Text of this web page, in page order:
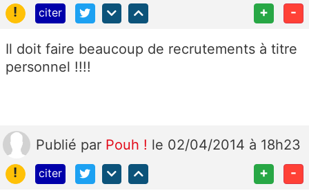
!
citer + -
Il doit faire beaucoup de recrutements à titre
personnel !!!!
Publié par Pouh ! le 02/04/2014 à 18h23
!
citer + -